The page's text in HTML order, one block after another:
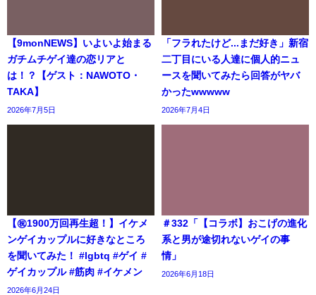
【9monNEWS】いよいよ始まる
ガチムチゲイ達の恋リアと
は！？【ゲスト：NAWOTO・
TAKA】
2026年7月5日
「フラれたけど...まだ好き」新宿
二丁目にいる人達に個人的ニュ
ースを聞いてみたら回答がヤバ
かったwwwww
2026年7月4日
【㊗️1900万回再生超！】イケメ
ンゲイカップルに好きなところ
を聞いてみた！ #lgbtq #ゲイ #
ゲイカップル #筋肉 #イケメン
2026年6月24日
＃332「【コラボ】おこげの進化
系と男が途切れないゲイの事
情」
2026年6月18日